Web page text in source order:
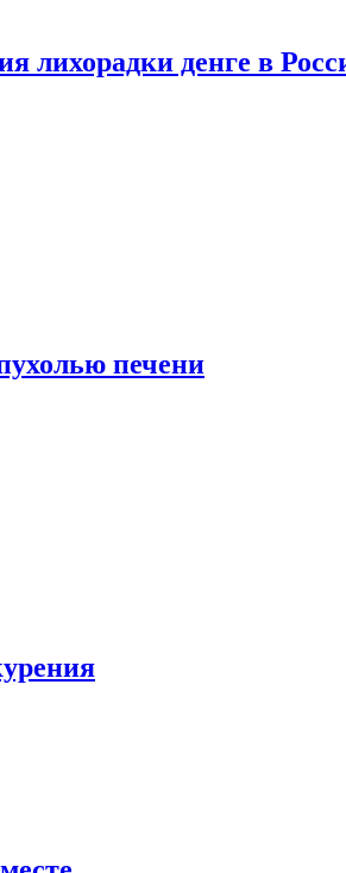
лихорадки денге в
печени